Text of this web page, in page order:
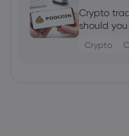
Crypto
should
Crypto